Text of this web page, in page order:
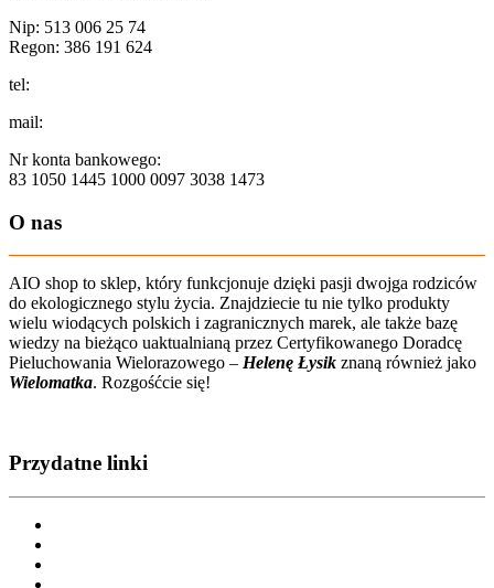
Nip: 513 006 25 74
Regon: 386 191 624
tel:
mail:
Nr konta bankowego:
83 1050 1445 1000 0097 3038 1473
O nas
AIO shop to sklep, który funkcjonuje dzięki pasji dwojga rodziców
do ekologicznego stylu życia. Znajdziecie tu nie tylko produkty
wielu wiodących polskich i zagranicznych marek, ale także bazę
wiedzy na bieżąco uaktualnianą przez Certyfikowanego Doradcę
Pieluchowania Wielorazowego – Helenę Łysik znaną również jako
Wielomatka. Rozgośćcie się!
Przydatne linki